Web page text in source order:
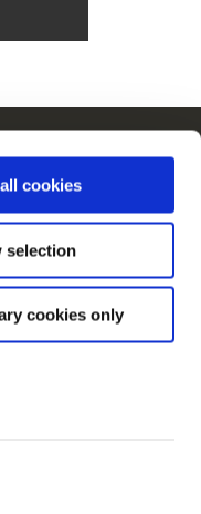
cookies
selection
cookies only